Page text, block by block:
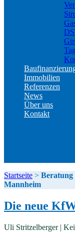
Immobilien
Referenzen
News
Über uns
Kontakt
Startseite > Beratung
Mannheim
Die neue
Uli Stritzelberger |